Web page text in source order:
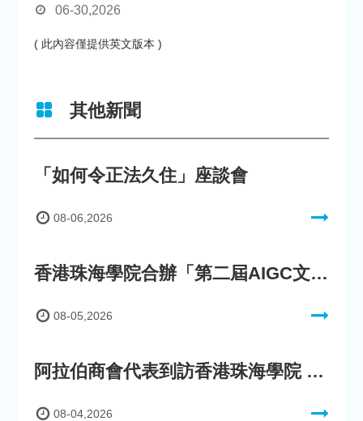
06-30,2026
( 此內容僅提供英文版本 )
其他新聞
「如何令正法久住」座談會
08-06,2026
香港珠海學院合辦「第二屆AIGC文化數字內容創作比賽」
08-05,2026
阿拉伯商會代表到訪香港珠海學院 參與「一帶一路」政策圓桌會議
08-04,2026